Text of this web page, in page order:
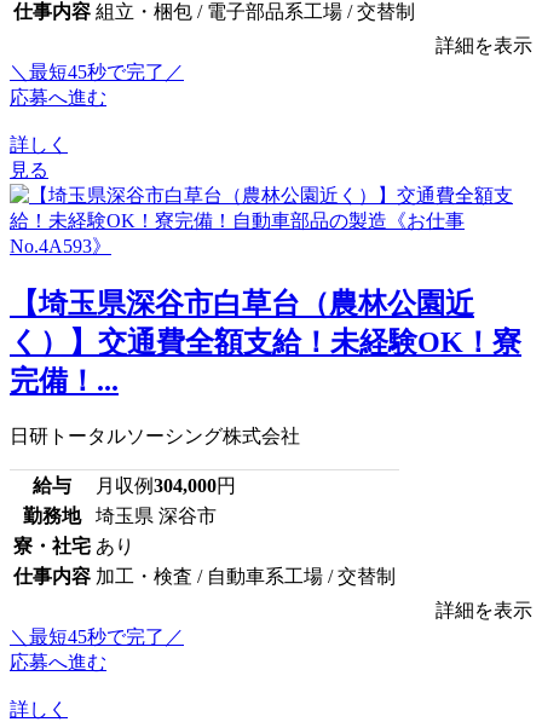
仕事内容 組立・梱包 / 電子部品系工場 / 交替制
詳細を表示
＼最短45秒で完了／
応募へ進む
詳しく
見る
【埼玉県深谷市白草台（農林公園近
く）】交通費全額支給！未経験OK！寮
完備！...
日研トータルソーシング株式会社
給与 月収例304,000円
勤務地
埼玉県 深谷市
寮・社宅 あり
仕事内容 加工・検査 / 自動車系工場 / 交替制
詳細を表示
＼最短45秒で完了／
応募へ進む
詳しく